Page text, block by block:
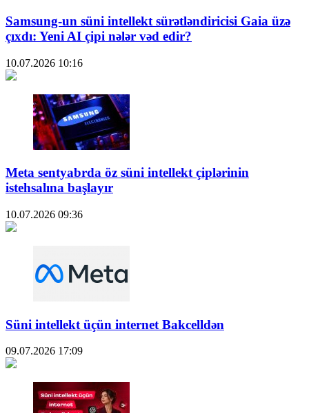
Samsung-un süni intellekt sürətləndiricisi Gaia üzə
çıxdı: Yeni AI çipi nələr vəd edir?
10.07.2026 10:16
Meta sentyabrda öz süni intellekt çiplərinin
istehsalına başlayır
10.07.2026 09:36
Süni intellekt üçün internet Bakcelldən
09.07.2026 17:09